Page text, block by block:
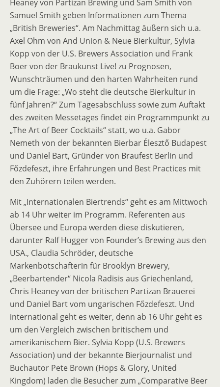
Heaney von Partizan Brewing und Sam Smith von
Samuel Smith geben Informationen zum Thema
„British Breweries“. Am Nachmittag äußern sich u.a.
Axel Ohm von And Union & Neue Bierkultur, Sylvia
Kopp von der U.S. Brewers Association und Frank
Boer von der Braukunst Live! zu Prognosen,
Wunschträumen und den harten Wahrheiten rund
um die Frage: „Wo steht die deutsche Bierkultur in
fünf Jahren?“ Zum Tagesabschluss sowie zum Auftakt
des zweiten Messetages findet ein Programmpunkt zu
„The Art of Beer Cocktails“ statt, wo u.a. Gabor
Nemeth von der bekannten Bierbar Élesztő Budapest
und Daniel Bart, Gründer von Braufest Berlin und
Főzdefeszt, ihre Erfahrungen und Best Practices mit
den Zuhörern teilen werden.
Mit „Internationalen Biertrends“ geht es am Mittwoch
ab 14 Uhr weiter im Programm. Referenten aus
Übersee und Europa werden diese diskutieren,
darunter Ralf Hugger von Founder’s Brewing aus den
USA., Claudia Schröder, deutsche
Markenbotschafterin für Brooklyn Brewery,
„Beerbartender“ Nicola Radisis aus Griechenland,
Chris Heaney von der britischen Partizan Brauerei
und Daniel Bart vom ungarischen Főzdefeszt. Und
international geht es weiter, denn ab 16 Uhr geht es
um den Vergleich zwischen britischem und
amerikanischem Bier. Sylvia Kopp (U.S. Brewers
Association) und der bekannte Bierjournalist und
Buchautor Pete Brown (Hops & Glory, United
Kingdom) laden die Besucher zum „Comparative Beer